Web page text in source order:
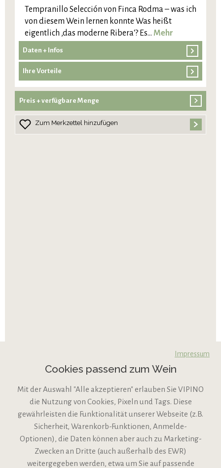
Tempranillo Selección von Finca Rodma – was ich
von diesem Wein lernen konnte Was heißt
eigentlich ‚das moderne Ribera‘? Es… Mehr
Daten + Infos
Ihre Vorteile
Preis + verfügbare Menge
Zum Merkzettel hinzufügen
VIPINO Service
Informationen
Impressum
Cookies passend zum Wein
Mit der Auswahl "Alle akzeptieren" erlauben Sie VIPINO
die Nutzung von Cookies, Pixeln und Tags. Diese
gewährleisten die Funktionalität unserer Webseite (z.B.
Sicherheit, Warenkorb-Funktionen, Anmelde-
Optionen), die Daten können aber auch zu Marketing-
Zwecken an Dritte (auch außerhalb des EWR)
weitergegeben werden, etwa um Sie auf passende